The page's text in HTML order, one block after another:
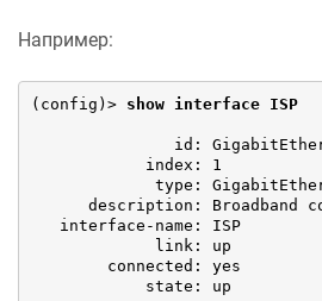
Например:
(config)> show interface ISP
id:
            index: 1
type:
description: Broadband
   interface-name: ISP
             link: up
        connected: yes
            state: up